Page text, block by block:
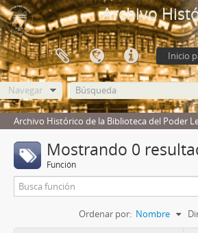
Archivo
Inicio
Navegar
Archivo Histórico de la Biblioteca del Poder
Mostrando 0
Función
Ordenar por: Nombre